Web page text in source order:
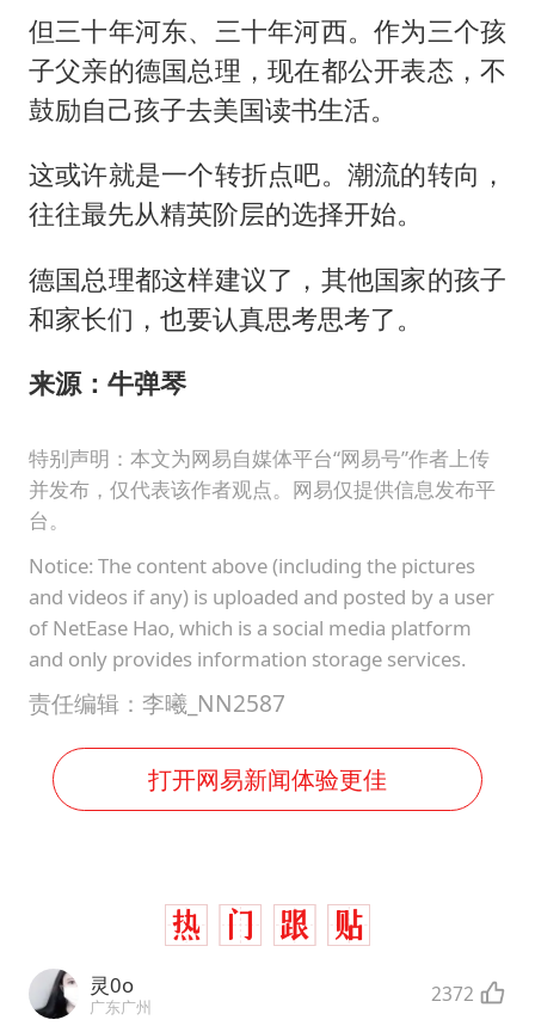
但三十年河东、三十年河西。作为三个孩
子父亲的德国总理，现在都公开表态，不
鼓励自己孩子去美国读书生活。
这或许就是一个转折点吧。潮流的转向，
往往最先从精英阶层的选择开始。
德国总理都这样建议了，其他国家的孩子
和家长们，也要认真思考思考了。
来源：牛弹琴
特别声明：本文为网易自媒体平台“网易号”作者上传
并发布，仅代表该作者观点。网易仅提供信息发布平
台。
Notice: The content above (including the pictures
and videos if any) is uploaded and posted by a user
of NetEase Hao, which is a social media platform
and only provides information storage services.
责任编辑：李曦_NN2587
打开网易新闻体验更佳
灵0o
广东广州 2372